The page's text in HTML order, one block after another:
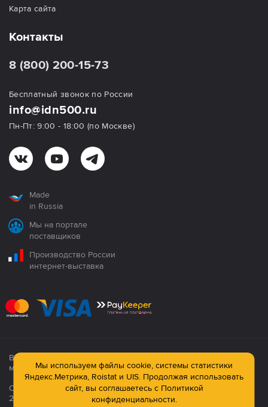
Карта сайта
Контакты
8 (800) 200-15-73
Бесплатный звонок по России
info@idn500.ru
Пн-Пт: 9:00 - 18:00 (по Москве)
Made
in Russia
Мы на портале
поставщиков
Производство России
интернет-выставка
Все продукция сертифицирована. Использование
материалов сайта строго запрещено!
Официальный сайт компании: © ООО ПК «Технология»,
2003—2026
Мы используем файлы cookie, системы статистики
Яндекс.Метрика, Roistat и UIS. Продолжая использовать
сайт, вы соглашаетесь с Политикой
конфиденциальности.